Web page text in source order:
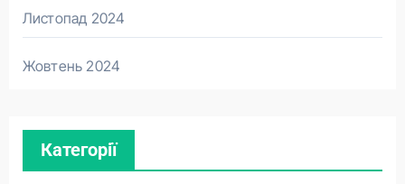
Листопад 2024
Жовтень 2024
Категорії